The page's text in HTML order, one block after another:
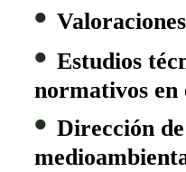
•
• Estudios
normativos en
• Dirección